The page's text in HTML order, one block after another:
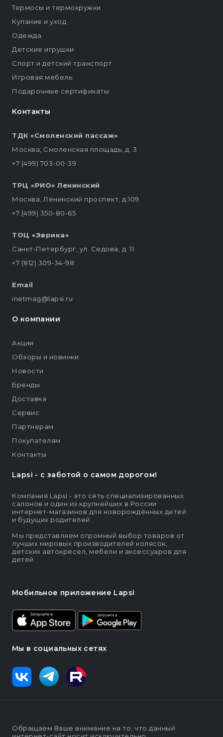
Lapsi - c заботой о самом дорогом!
Компания Lapsi - это сеть специализированных
салонов и один из крупнейших в России
интернет-магазинов для новорождённых детей
и будущих родителей.
Мы представляем огромный выбор товаров от
лучших мировых производителей колясок,
детских автокресел, мебели и аксессуаров для
детей.
Мобильное приложение Lapsi
Мы в социальных сетях
Контакты
ТДК «Смоленский пассаж»
Москва, Смоленская площадь, д. 3
+7 (499) 703-00-39
ТРЦ «РИО» Ленинский
Москва, Ленинский проспект, д.109
+7 (499) 350-80-65
ТОЦ «Эврика»
Санкт-Петербург, ул. Седова, д. 11
+7 (812) 309-34-98
Email
inetmag@lapsi.ru
Термосы и термокружки
Купание и уход
Одежда
Детские игрушки
Спорт и детский транспорт
Игровая мебель
Подарочные сертификаты
О компании
Акции
Обзоры и новинки
Новости
Бренды
Доставка
Сервис
Партнерам
Покупателям
Контакты
Обращаем Ваше внимание на то, что данный